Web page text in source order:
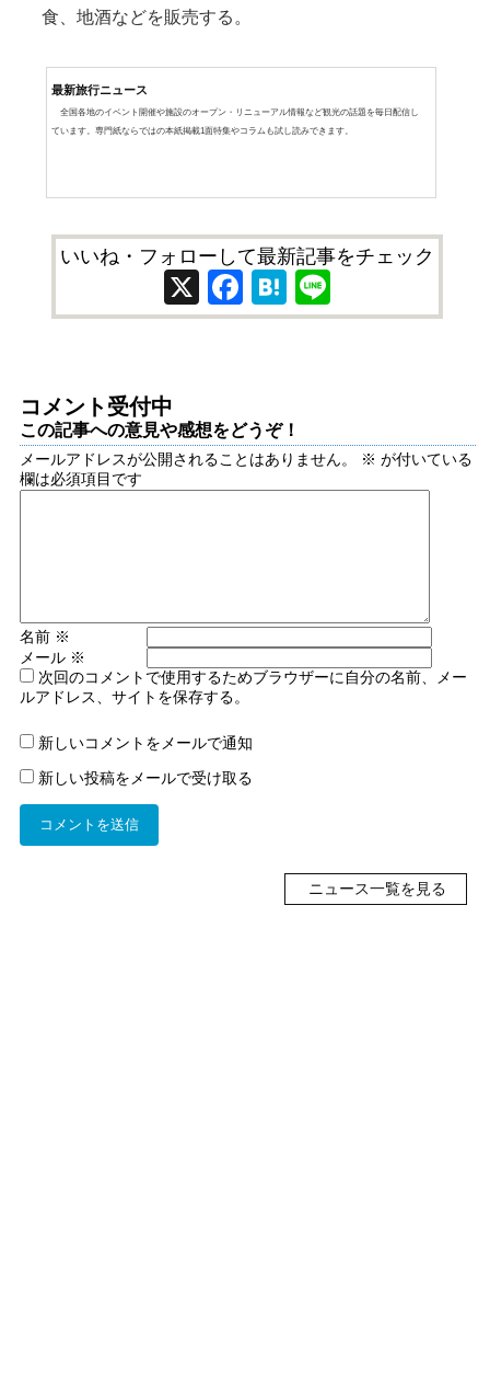
食、地酒などを販売する。
最新旅行ニュース
全国各地のイベント開催や施設のオープン・リニューアル情報など観光の話題を毎日配信し
ています。専門紙ならではの本紙掲載1面特集やコラムも試し読みできます。
いいね・フォローして最新記事をチェック
X Facebook
Hatena
コメント受付中
この記事への意見や感想をどうぞ！
メールアドレスが公開されることはありません。 ※ が付いている
欄は必須項目です
名前 ※
メール ※
次回のコメントで使用するためブラウザーに自分の名前、メー
ルアドレス、サイトを保存する。
新しいコメントをメールで通知
新しい投稿をメールで受け取る
ニュース一覧を見る